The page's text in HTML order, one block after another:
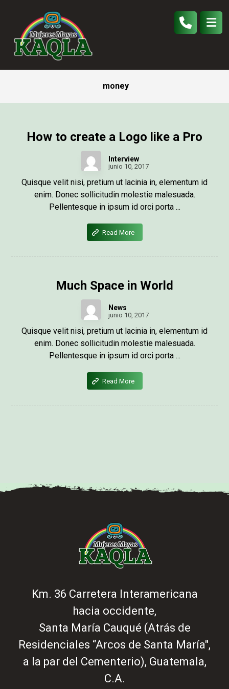
money
How to create a Logo like a Pro
Interview
junio 10, 2017
Quisque velit nisi, pretium ut lacinia in, elementum id
enim. Donec sollicitudin molestie malesuada.
Pellentesque in ipsum id orci porta ...
Read More
Much Space in World
News
junio 10, 2017
Quisque velit nisi, pretium ut lacinia in, elementum id
enim. Donec sollicitudin molestie malesuada.
Pellentesque in ipsum id orci porta ...
Read More
Km. 36 Carretera Interamericana
hacia occidente,
Santa María Cauqué (Atrás de
Residenciales “Arcos de Santa María",
a la par del Cementerio), Guatemala,
C.A.